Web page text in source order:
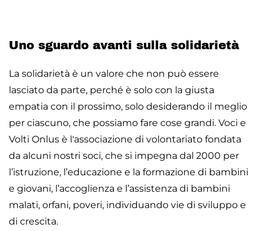
Uno sguardo avanti sulla solidarietà
La solidarietà è un valore che non può essere
lasciato da parte, perché è solo con la giusta
empatia con il prossimo, solo desiderando il meglio
per ciascuno, che possiamo fare cose grandi. Voci e
Volti Onlus è l'associazione di volontariato fondata
da alcuni nostri soci, che si impegna dal 2000 per
l’istruzione, l’educazione e la formazione di bambini
e giovani, l’accoglienza e l’assistenza di bambini
malati, orfani, poveri, individuando vie di sviluppo e
di crescita.